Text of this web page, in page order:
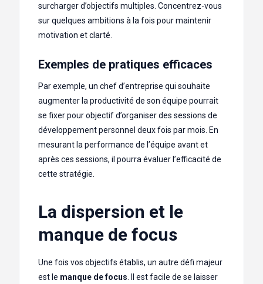
surcharger d’objectifs multiples. Concentrez-vous
sur quelques ambitions à la fois pour maintenir
motivation et clarté.
Exemples de pratiques efficaces
Par exemple, un chef d’entreprise qui souhaite
augmenter la productivité de son équipe pourrait
se fixer pour objectif d’organiser des sessions de
développement personnel deux fois par mois. En
mesurant la performance de l’équipe avant et
après ces sessions, il pourra évaluer l’efficacité de
cette stratégie.
La dispersion et le
manque de focus
Une fois vos objectifs établis, un autre défi majeur
est le manque de focus . Il est facile de se laisser